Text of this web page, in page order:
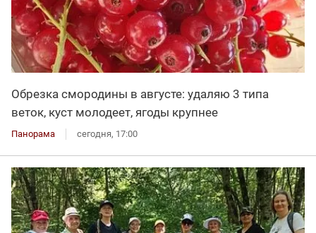
Обрезка смородины в августе: удаляю 3 типа
веток, куст молодеет, ягоды крупнее
Панорама сегодня, 17:00